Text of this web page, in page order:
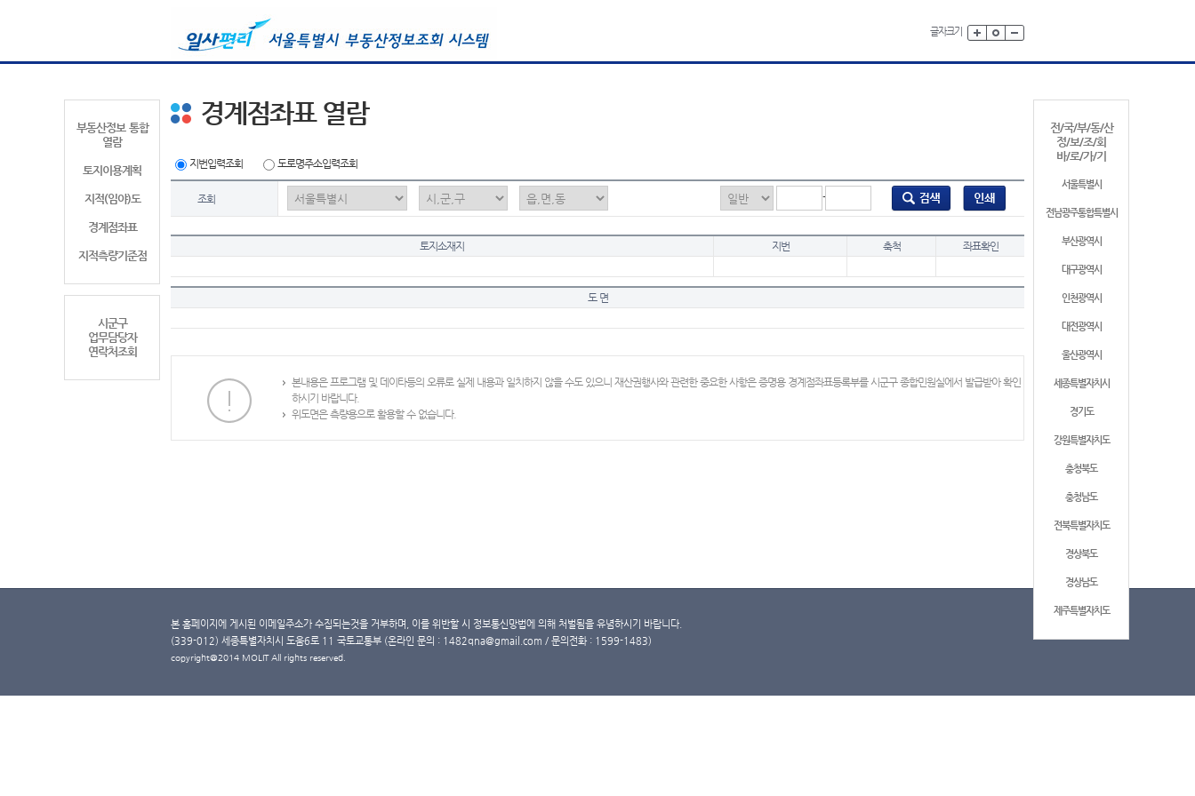
글자크기
부동산정보 통합
열람
토지이용계획
지적(임야)도
경계점좌표
지적측량기준점
시군구
업무담당자
연락처조회
전/국/부/동/산
정/보/조/회
바/로/가/기
서울특별시
전남광주통합특별시
부산광역시
대구광역시
인천광역시
대전광역시
울산광역시
세종특별자치시
경기도
강원특별자치도
충청북도
충청남도
전북특별자치도
경상북도
경상남도
제주특별자치도
경계점좌표 열람
지번입력조회 도로명주소입력조회
조회 -
토지소재지 지번 축척 좌표확인
도 면
본내용은 프로그램 및 데이타등의 오류로 실제 내용과 일치하지 않을 수도 있으니 재산권행사와 관련한 중요한 사항은 증명용 경계점좌표등록부를 시군구 종합민원실에서 발급받아 확인
하시기 바랍니다.
위도면은 측량용으로 활용할 수 없습니다.
본 홈페이지에 게시된 이메일주소가 수집되는것을 거부하며, 이를 위반할 시 정보통신망법에 의해 처벌됨을 유념하시기 바랍니다.
(339-012) 세종특별자치시 도움6로 11 국토교통부 (온라인 문의 : 1482qna@gmail.com / 문의전화 : 1599-1483)
copyright@2014 MOLIT All rights reserved.